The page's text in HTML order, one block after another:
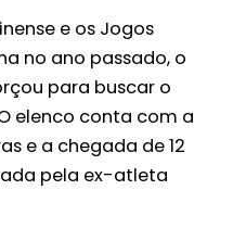
e os Jogos
no ano passado, o
para buscar o
elenco conta com a
e a chegada de 12
pela ex-atleta